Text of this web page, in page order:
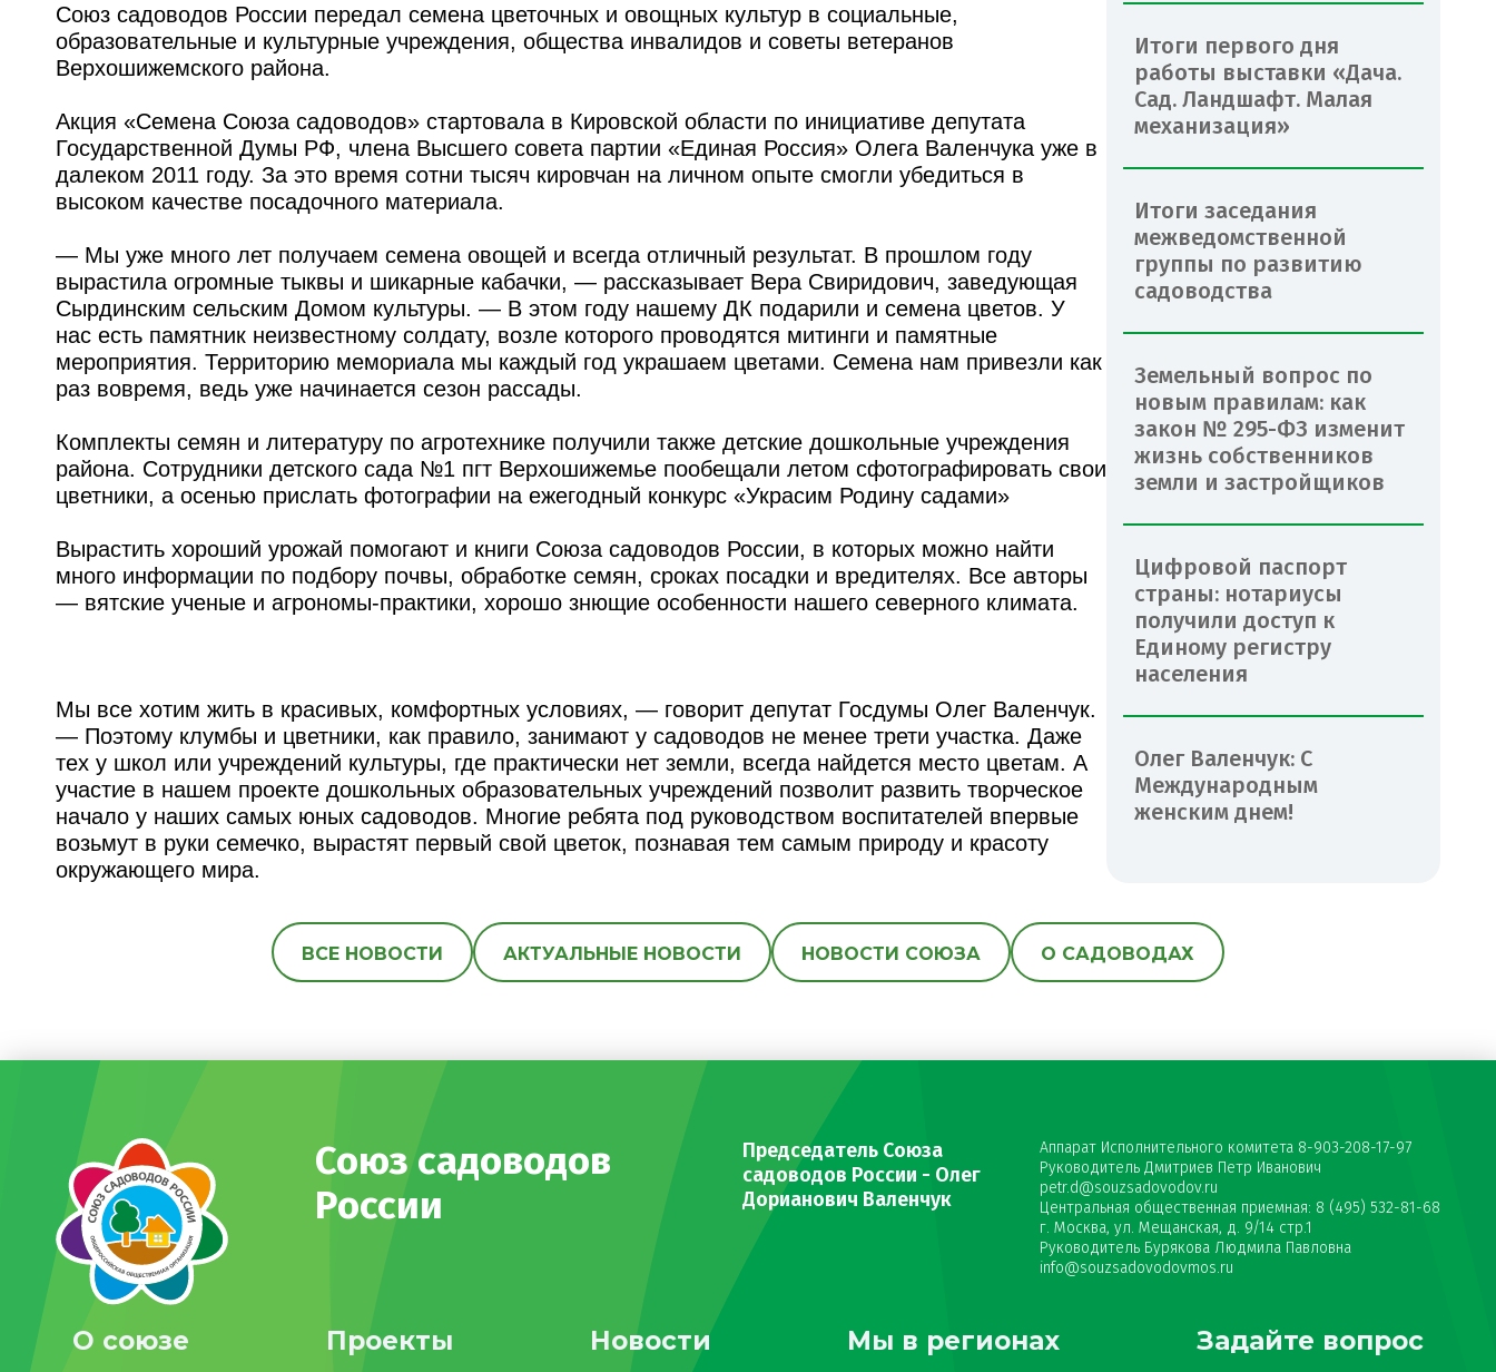
Союз садоводов России передал семена цветочных и овощных культур в социальные,
образовательные и культурные учреждения, общества инвалидов и советы ветеранов
Верхошижемского района.
Акция «Семена Союза садоводов» стартовала в Кировской области по инициативе депутата
Государственной Думы РФ, члена Высшего совета партии «Единая Россия» Олега Валенчука уже в
далеком 2011 году. За это время сотни тысяч кировчан на личном опыте смогли убедиться в
высоком качестве посадочного материала.
— Мы уже много лет получаем семена овощей и всегда отличный результат. В прошлом году
вырастила огромные тыквы и шикарные кабачки, — рассказывает Вера Свиридович, заведующая
Сырдинским сельским Домом культуры. — В этом году нашему ДК подарили и семена цветов. У
нас есть памятник неизвестному солдату, возле которого проводятся митинги и памятные
мероприятия. Территорию мемориала мы каждый год украшаем цветами. Семена нам привезли как
раз вовремя, ведь уже начинается сезон рассады.
Комплекты семян и литературу по агротехнике получили также детские дошкольные учреждения
района. Сотрудники детского сада №1 пгт Верхошижемье пообещали летом сфотографировать свои
цветники, а осенью прислать фотографии на ежегодный конкурс «Украсим Родину садами»
Вырастить хороший урожай помогают и книги Союза садоводов России, в которых можно найти
много информации по подбору почвы, обработке семян, сроках посадки и вредителях. Все авторы
— вятские ученые и агрономы-практики, хорошо знющие особенности нашего северного климата.
Мы все хотим жить в красивых, комфортных условиях, — говорит депутат Госдумы Олег Валенчук.
— Поэтому клумбы и цветники, как правило, занимают у садоводов не менее трети участка. Даже
тех у школ или учреждений культуры, где практически нет земли, всегда найдется место цветам. А
участие в нашем проекте дошкольных образовательных учреждений позволит развить творческое
начало у наших самых юных садоводов. Многие ребята под руководством воспитателей впервые
возьмут в руки семечко, вырастят первый свой цветок, познавая тем самым природу и красоту
окружающего мира.
Итоги первого дня
работы выставки «Дача.
Сад. Ландшафт. Малая
механизация»
Итоги заседания
межведомственной
группы по развитию
садоводства
Земельный вопрос по
новым правилам: как
закон № 295-ФЗ изменит
жизнь собственников
земли и застройщиков
Цифровой паспорт
страны: нотариусы
получили доступ к
Единому регистру
населения
Олег Валенчук: С
Международным
женским днем!
ВСЕ НОВОСТИ АКТУАЛЬНЫЕ НОВОСТИ НОВОСТИ СОЮЗА О САДОВОДАХ
Союз садоводов
России
Председатель Союза
садоводов России - Олег
Дорианович Валенчук
Аппарат Исполнительного комитета 8-903-208-17-97
Руководитель Дмитриев Петр Иванович
petr.d@souzsadovodov.ru
Центральная общественная приемная: 8 (495) 532-81-68
г. Москва, ул. Мещанская, д. 9/14 стр.1
Руководитель Бурякова Людмила Павловна
info@souzsadovodovmos.ru
О союзе Проекты Новости Мы в регионах Задайте вопрос